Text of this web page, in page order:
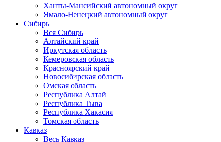
Ханты-Мансийский автономный округ
Ямало-Ненецкий автономный округ
Сибирь
Вся Сибирь
Алтайский край
Иркутская область
Кемеровская область
Красноярский край
Новосибирская область
Омская область
Республика Алтай
Республика Тыва
Республика Хакасия
Томская область
Кавказ
Весь Кавказ